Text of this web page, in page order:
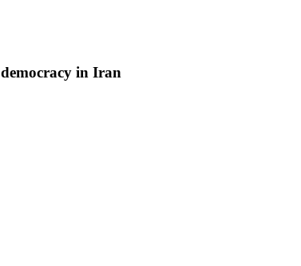
democracy in Iran